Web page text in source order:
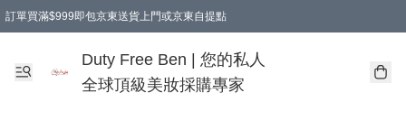
訂單買滿$999即包京東送貨上門或京東自提點
Duty Free Ben | 您的私人
全球頂級美妝採購專家